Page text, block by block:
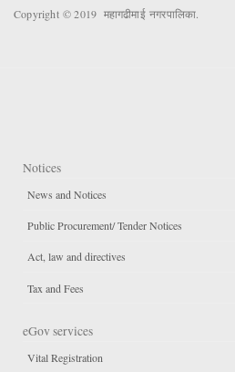
Copyright © 2019 महागढीमाई नगरपालिका.
Notices
News and Notices
Public Procurement/ Tender Notices
Act, law and directives
Tax and Fees
eGov services
Vital Registration